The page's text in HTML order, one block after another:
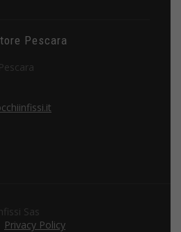
Pescara
Sas
Privacy Policy